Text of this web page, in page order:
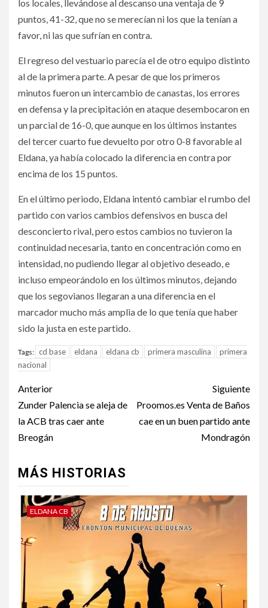
los locales, llevándose al descanso una ventaja de 9
puntos, 41-32, que no se merecían ni los que la tenían a
favor, ni las que sufrían en contra.
El regreso del vestuario parecía el de otro equipo distinto
al de la primera parte. A pesar de que los primeros
minutos fueron un intercambio de canastas, los errores
en defensa y la precipitación en ataque desembocaron en
un parcial de 16-0, que aunque en los últimos instantes
del tercer cuarto fue devuelto por otro 0-8 favorable al
Eldana, ya había colocado la diferencia en contra por
encima de los 15 puntos.
En el último periodo, Eldana intentó cambiar el rumbo del
partido con varios cambios defensivos en busca del
desconcierto rival, pero estos cambios no tuvieron la
continuidad necesaria, tanto en concentración como en
intensidad, no pudiendo llegar al objetivo deseado, e
incluso empeorándolo en los últimos minutos, dejando
que los segovianos llegaran a una diferencia en el
marcador mucho más amplia de lo que tenía que haber
sido la justa en este partido.
Tags: cd base eldana eldana cb primera masculina
primera
nacional
Anterior
Zunder Palencia se aleja de
la ACB tras caer ante
Breogán
Siguiente
Proomos.es Venta de Baños
cae en un buen partido ante
Mondragón
MÁS HISTORIAS
ELDANA CB